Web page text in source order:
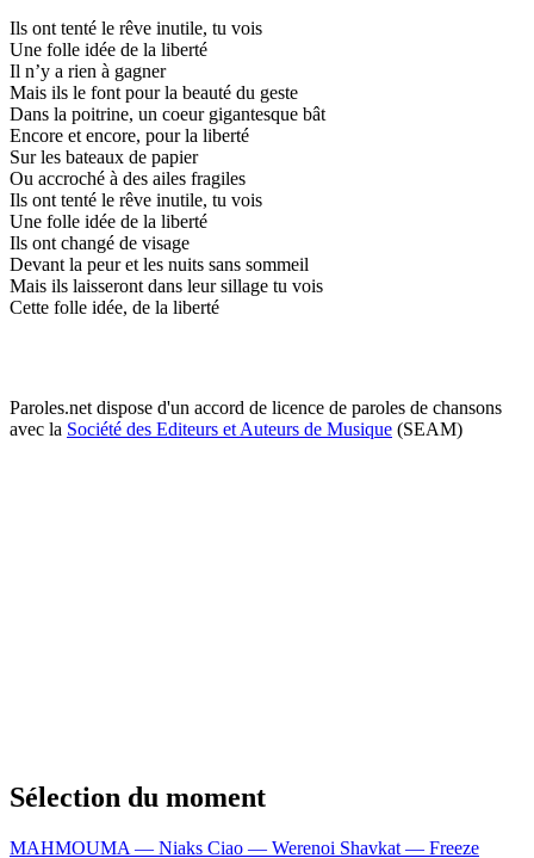
Ils ont tenté le rêve inutile, tu vois
Une folle idée de la liberté
Il n’y a rien à gagner
Mais ils le font pour la beauté du geste
Dans la poitrine, un coeur gigantesque bât
Encore et encore, pour la liberté
Sur les bateaux de papier
Ou accroché à des ailes fragiles
Ils ont tenté le rêve inutile, tu vois
Une folle idée de la liberté
Ils ont changé de visage
Devant la peur et les nuits sans sommeil
Mais ils laisseront dans leur sillage tu vois
Cette folle idée, de la liberté
Paroles.net dispose d'un accord de licence de paroles de chansons
avec la Société des Editeurs et Auteurs de Musique (SEAM)
Sélection du moment
MAHMOUMA — Niaks Ciao — Werenoi Shavkat — Freeze